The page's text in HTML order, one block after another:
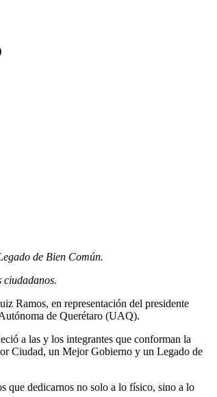
de Bien Común.
ciudadanos.
Ramos, en representación del presidente
de Querétaro (UAQ).
a las y los integrantes que conforman la
Ciudad, un Mejor Gobierno y un Legado de
que dedicarnos no solo a lo físico, sino a lo